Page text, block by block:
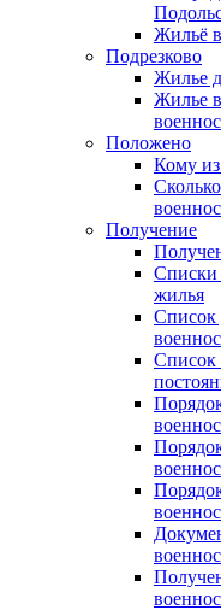
Жильё
Подрезково
Жилье
Жилье
Положено
Кому
Получение
Списки
жилья
Список
Список